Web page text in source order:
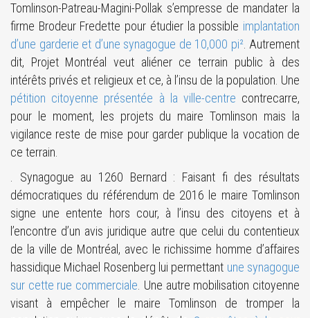
Tomlinson-Patreau-Magini-Pollak s’empresse de mandater la
firme Brodeur Fredette pour étudier la possible implantation
d’une garderie et d’une synagogue de 10,000 pi². Autrement
dit, Projet Montréal veut aliéner ce terrain public à des
intérêts privés et religieux et ce, à l’insu de la population. Une
pétition citoyenne présentée à la ville-centre contrecarre,
pour le moment, les projets du maire Tomlinson mais la
vigilance reste de mise pour garder publique la vocation de
ce terrain.
. Synagogue au 1260 Bernard : Faisant fi des résultats
démocratiques du référendum de 2016 le maire Tomlinson
signe une entente hors cour, à l’insu des citoyens et à
l’encontre d’un avis juridique autre que celui du contentieux
de la ville de Montréal, avec le richissime homme d’affaires
hassidique Michael Rosenberg lui permettant une synagogue
sur cette rue commerciale . Une autre mobilisation citoyenne
visant à empêcher le maire Tomlinson de tromper la